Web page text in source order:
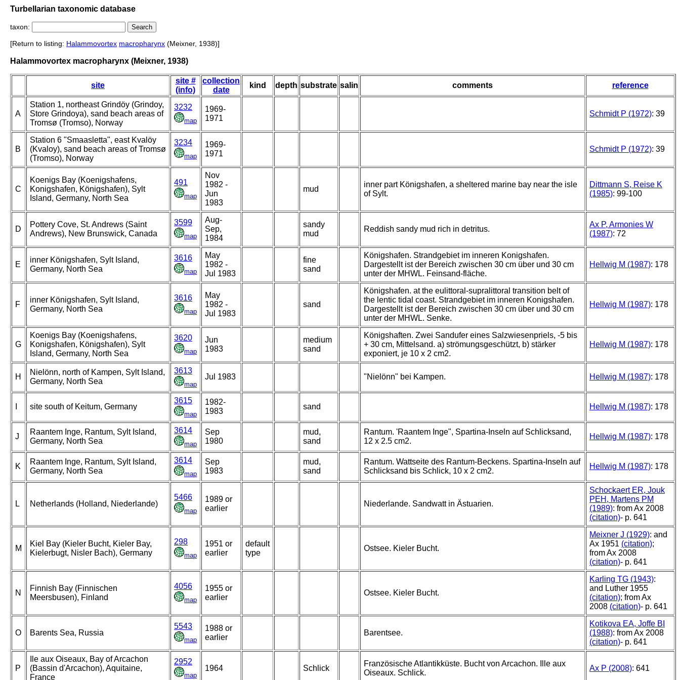
Turbellarian taxonomic database
taxon:
[Return to listing: Halammovortex macropharynx (Meixner, 1938)]
Halammovortex macropharynx (Meixner, 1938)
site
site #
(info)
collection
date
kind depth substrate salin comments reference
A
Station 1, northeast Grindöy (Grindoy,
Store Grindoya), sand beach areas of
Tromsø (Tromso), Norway
3232
map
1969-
1971
Schmidt P (1972): 39
B
Station 6 "Smaasletta", east Kvalöy
(Kvaloy), sand beach areas of Tromsø
(Tromso), Norway
3234
map
1969-
1971
Schmidt P (1972): 39
C
Koenigs Bay (Koenigshafens,
Konigshafen, Königshafen), Sylt
Island, Germany, North Sea
491
map
Nov
1982 -
Jun
1983
mud
inner part Königshafen, a sheltered marine bay near the isle
of Sylt.
Dittmann S, Reise K
(1985): 99-100
D
Pottery Cove, St. Andrews (Saint
Andrews), New Brunswick, Canada
3599
map
Aug-
Sep,
1984
sandy
mud
Reddish sandy mud rich in detritus.
Ax P, Armonies W
(1987): 72
E
inner Königshafen, Sylt Island,
Germany, North Sea
3616
map
May
1982 -
Jul 1983
fine
sand
Königshafen. Strandgebiet im inneren Konigshafen.
Dargestellt ist der Bereich zwischen 30 cm über und 30 cm
unter der MHWL. Feinsand-fläche.
Hellwig M (1987): 178
F
inner Königshafen, Sylt Island,
Germany, North Sea
3616
map
May
1982 -
Jul 1983
sand
Königshafen. at the eulittoral-supralittoral transition belt of
the lentic tidal coast. Strandgebiet im inneren Konigshafen.
Dargestellt ist der Bereich zwischen 30 cm über und 30 cm
unter der MHWL. Senke.
Hellwig M (1987): 178
G
Koenigs Bay (Koenigshafens,
Konigshafen, Königshafen), Sylt
Island, Germany, North Sea
3620
map
Jun
1983
medium
sand
Königshaften. Zwei Sandufer eines Salzwiesenpriels, -5 bis
+ 30 cm, Mittelsand. a) strömungsgeschützt, b) stärker
exponiert, je 10 x 2 cm2.
Hellwig M (1987): 178
H
Nielönn, north of Kampen, Sylt Island,
Germany, North Sea
3613
map
Jul 1983 "Nielönn" bei Kampen. Hellwig M (1987): 178
site south of Keitum, Germany
3615
map
1982-
1983
sand Hellwig M (1987): 178
J
Raantem Inge, Rantum, Sylt Island,
Germany, North Sea
3614
map
Sep
1980
mud,
sand
Rantum. 'Raantem Inge", Spartina-Inseln auf Schlicksand,
12 x 2.5 cm2.
Hellwig M (1987): 178
K
Raantem Inge, Rantum, Sylt Island,
Germany, North Sea
3614
map
Sep
1983
mud,
sand
Rantum. Wattseite des Rantum-Beckens. Spartina-Inseln auf
Schlicksand bis Schlick, 10 x 2 cm2.
Hellwig M (1987): 178
L Netherlands (Holland, Niederlande)
5466
map
1989 or
earlier
Niederlande. Sandwatt in Ästuarien.
Schockaert ER, Jouk
PEH, Martens PM
(1989): from Ax 2008
(citation)- p. 641
M
Kiel Bay (Kieler Bucht, Kieler Bay,
Kielerbugt, Nisler Bach), Germany
298
map
1951 or
earlier
default
type
Ostsee. Kieler Bucht.
Meixner J (1929): and
Ax 1951 (citation);
from Ax 2008
(citation)- p. 641
N
Finnish Bay (Finnischen
Meersbusen), Finland
4056
map
1955 or
earlier
Ostsee. Kieler Bucht.
Karling TG (1943):
and Luther 1955
(citation); from Ax
2008 (citation)- p. 641
O Barents Sea, Russia
5543
map
1988 or
earlier
Barentsee.
Kotikova EA, Joffe BI
(1988): from Ax 2008
(citation)- p. 641
P
Ile aux Oiseaux, Bay of Arcachon
(Bassin d'Arcachon), Aquitaine,
France
2952
map
1964 Schlick
Französische Atlantikküste. Bucht von Arcachon. Ille aux
Oiseaux. Schlick.
Ax P (2008): 641